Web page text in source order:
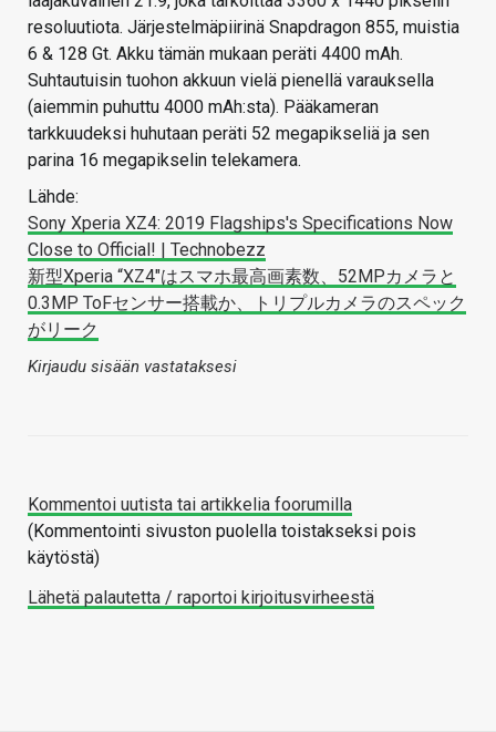
resoluutiota. Järjestelmäpiirinä Snapdragon 855, muistia
6 & 128 Gt. Akku tämän mukaan peräti 4400 mAh.
Suhtautuisin tuohon akkuun vielä pienellä varauksella
(aiemmin puhuttu 4000 mAh:sta). Pääkameran
tarkkuudeksi huhutaan peräti 52 megapikseliä ja sen
parina 16 megapikselin telekamera.
Lähde:
Sony Xperia XZ4: 2019 Flagships's Specifications Now
Close to Official! | Technobezz
新型Xperia “XZ4″はスマホ最高画素数、52MPカメラと
0.3MP ToFセンサー搭載か、トリプルカメラのスペック
がリーク
Kirjaudu sisään vastataksesi
Kommentoi uutista tai artikkelia foorumilla
(Kommentointi sivuston puolella toistakseksi pois
käytöstä)
Lähetä palautetta / raportoi kirjoitusvirheestä